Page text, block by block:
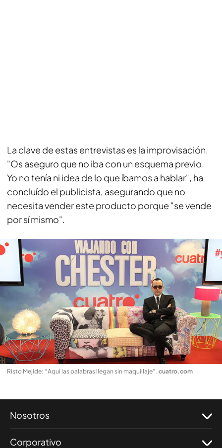
La clave de estas entrevistas es la improvisación.
"Os aseguro que no iba con un esquema previo.
Yo no tenía ni idea de lo que íbamos a hablar", ha
concluído el publicista, asegurando que no
necesita vender este producto porque "se vende
por sí mismo".
Risto Mejide: “Aquí las palabras llegan sin maquillaje”. cuatro.com
Nosotros
Corporativo